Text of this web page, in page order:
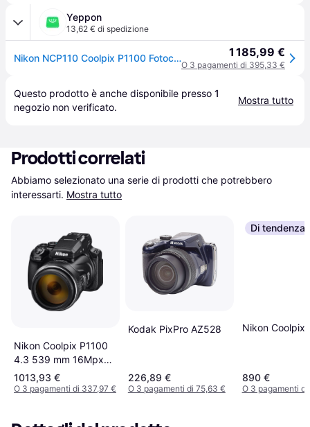
Yeppon
13,62 € di spedizione
Nikon NCP110 Coolpix P1100 Fotocamera Bridge Zoom Ottico 125x Sensore CMOS 16 MP Video 4K UHD Stabilizzazione Dual Detect VR LCD 3.2'' colore Nero 1 185,99 €
O 3 pagamenti di 395,33 €
Questo prodotto è anche disponibile presso 1
negozio non verificato.
Mostra tutto
Prodotti correlati
Abbiamo selezionato una serie di prodotti che potrebbero
interessarti. Mostra tutto
Nikon Coolpix P1100
4.3 539 mm 16Mpx
Fotocamera
1013,93 €
O 3 pagamenti di 337,97 €
Kodak PixPro AZ528
226,89 €
O 3 pagamenti di 75,63 €
Di tendenza
Nikon Coolpix
890 €
O 3 pagamenti